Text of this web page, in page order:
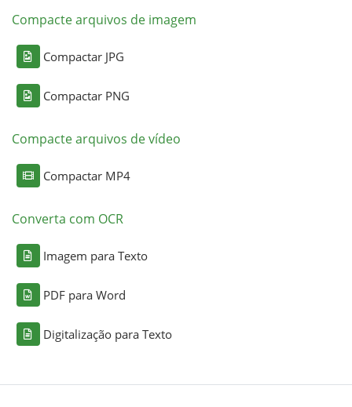
Compacte arquivos de imagem
Compactar JPG
Compactar PNG
Compacte arquivos de vídeo
Compactar MP4
Converta com OCR
Imagem para Texto
PDF para Word
Digitalização para Texto